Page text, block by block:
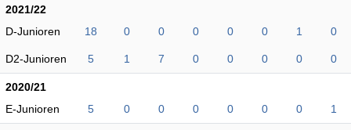
2021/22
D-Junioren
18 0 0 0 0 0 1 0
D2-Junioren 5 1 7 0 0 0 0 0
2020/21
E-Junioren
5 0 0 0 0 0 0 1